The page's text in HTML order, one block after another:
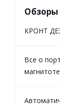
Обзоры
КРОНТ
Все о